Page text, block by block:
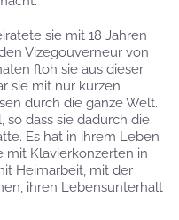
sie mit 18 Jahren
Vizegouverneur von
floh sie aus dieser
sie mit nur kurzen
durch die ganze Welt.
so dass sie dadurch die
Es hat in ihrem Leben
mit Klavierkonzerten in
Heimarbeit, mit der
ihren Lebensunterhalt